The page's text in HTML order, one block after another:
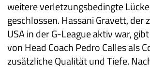
weitere verletzungsbedingte
geschlossen. Hassani Gravett, der
USA in der G-League aktiv war,
von Head Coach Pedro Calles als
zusätzliche Qualität und Tiefe.